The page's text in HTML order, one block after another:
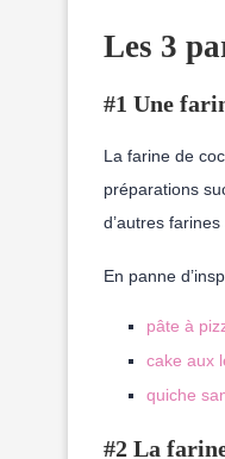
Les 3
#1 Une
La farine de
préparations
d’autres
En panne
pâte à
cake aux
quiche
#2 La